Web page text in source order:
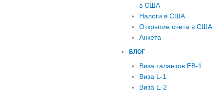
в США
Налоги в США
Открытие счета в США
Анкета
БЛОГ
Виза талантов EB-1
Виза L-1
Виза E-2